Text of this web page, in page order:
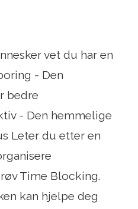
vet du har en
- Den
bedre
- Den hemmelige
Leter du etter en
Time Blocking.
kan hjelpe deg